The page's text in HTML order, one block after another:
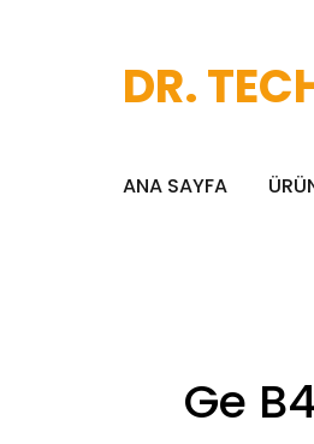
DR.
ANA SAYFA
Ge